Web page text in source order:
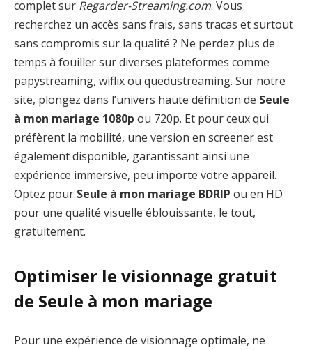
complet sur Regarder-Streaming.com. Vous
recherchez un accès sans frais, sans tracas et surtout
sans compromis sur la qualité ? Ne perdez plus de
temps à fouiller sur diverses plateformes comme
papystreaming, wiflix ou quedustreaming. Sur notre
site, plongez dans l’univers haute définition de Seule
à mon mariage 1080p ou 720p. Et pour ceux qui
préfèrent la mobilité, une version en screener est
également disponible, garantissant ainsi une
expérience immersive, peu importe votre appareil.
Optez pour Seule à mon mariage BDRIP ou en HD
pour une qualité visuelle éblouissante, le tout,
gratuitement.
Optimiser le visionnage gratuit
de Seule à mon mariage
Pour une expérience de visionnage optimale, ne